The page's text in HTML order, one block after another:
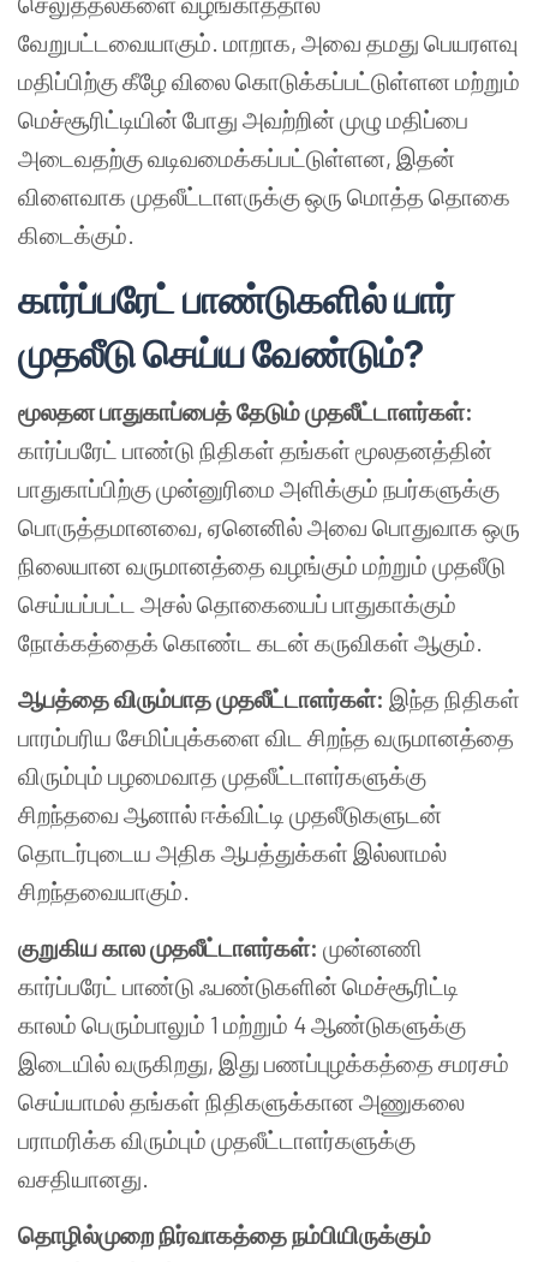
வேறுபட்டவையாகும். மாறாக, அவை தமது பெயரளவு
மதிப்பிற்கு கீழே விலை கொடுக்கப்பட்டுள்ளன மற்றும்
மெச்சூரிட்டியின் போது அவற்றின் முழு மதிப்பை
அடைவதற்கு வடிவமைக்கப்பட்டுள்ளன, இதன்
விளைவாக முதலீட்டாளருக்கு ஒரு மொத்த தொகை
கிடைக்கும்.
கார்ப்பரேட் பாண்டுகளில் யார்
முதலீடு செய்ய வேண்டும்?
மூலதன பாதுகாப்பைத் தேடும் முதலீட்டாளர்கள்:
கார்ப்பரேட் பாண்டு நிதிகள் தங்கள் மூலதனத்தின்
பாதுகாப்பிற்கு முன்னுரிமை அளிக்கும் நபர்களுக்கு
பொருத்தமானவை, ஏனெனில் அவை பொதுவாக ஒரு
நிலையான வருமானத்தை வழங்கும் மற்றும் முதலீடு
செய்யப்பட்ட அசல் தொகையைப் பாதுகாக்கும்
நோக்கத்தைக் கொண்ட கடன் கருவிகள் ஆகும்.
ஆபத்தை விரும்பாத முதலீட்டாளர்கள்: இந்த நிதிகள்
பாரம்பரிய சேமிப்புக்களை விட சிறந்த வருமானத்தை
விரும்பும் பழமைவாத முதலீட்டாளர்களுக்கு
சிறந்தவை ஆனால் ஈக்விட்டி முதலீடுகளுடன்
தொடர்புடைய அதிக ஆபத்துக்கள் இல்லாமல்
சிறந்தவையாகும்.
குறுகிய கால முதலீட்டாளர்கள்: முன்னணி
கார்ப்பரேட் பாண்டு ஃபண்டுகளின் மெச்சூரிட்டி
காலம் பெரும்பாலும் 1 மற்றும் 4 ஆண்டுகளுக்கு
இடையில் வருகிறது, இது பணப்புழக்கத்தை சமரசம்
செய்யாமல் தங்கள் நிதிகளுக்கான அணுகலை
பராமரிக்க விரும்பும் முதலீட்டாளர்களுக்கு
வசதியானது.
தொழில்முறை நிர்வாகத்தை நம்பியிருக்கும்